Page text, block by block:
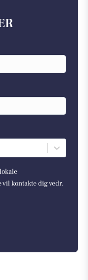
kontakte dig vedr.